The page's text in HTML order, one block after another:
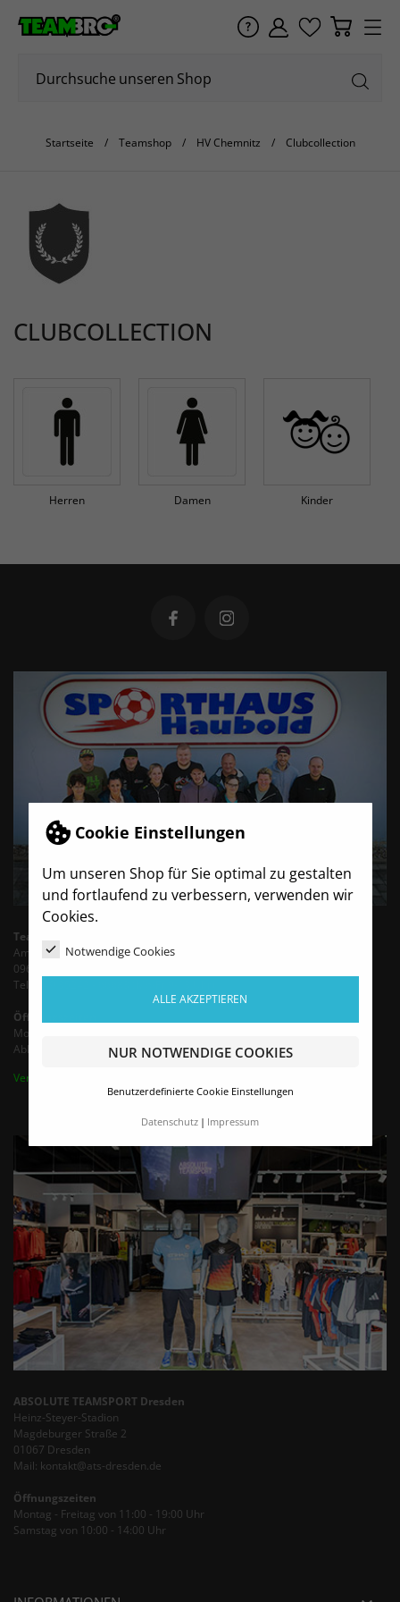
Cookie Einstellungen
Um unseren Shop für Sie optimal zu gestalten
und fortlaufend zu verbessern, verwenden wir
Cookies.
Notwendige Cookies
ALLE AKZEPTIEREN
NUR NOTWENDIGE COOKIES
Benutzerdefinierte Cookie Einstellungen
Datenschutz Impressum
Startseite Teamshop HV Chemnitz Clubcollection
CLUBCOLLECTION
Herren Damen Kinder
TeamBro - Sporthaus Haubold
Am Wasserturm 6
09603 Siebenlehn
Tel.: +49 35242 - 66683 (Mo-Fr 9-13 Uhr)
Öffnungszeiten
Montag - Freitag von 9:00 - 16:00 Uhr
Abholung / Termine nach Vereinbarung bis 18 Uhr
Vertrag widerrufen
ABSOLUTE TEAMSPORT Dresden
Heinz-Steyer-Stadion
Magdeburger Straße 2
01067 Dresden
Mail: kontakt@ats-dresden.de
Öffnungszeiten
Montag - Freitag von 11:00 - 19:00 Uhr
Samstag von 10:00 - 14:00 Uhr